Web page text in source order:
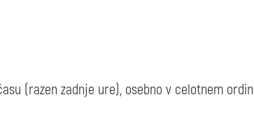
(razen zadnje ure), osebno v celotnem